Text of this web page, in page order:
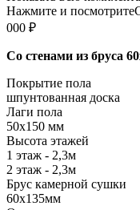
Нажмите и посмотрите
000 ₽
Со стенами из бруса
Покрытие пола
шпунтованная доска
Лаги пола
50х150 мм
Высота этажей
1 этаж - 2,3м
2 этаж - 2,3м
Брус камерной сушки
60х135мм